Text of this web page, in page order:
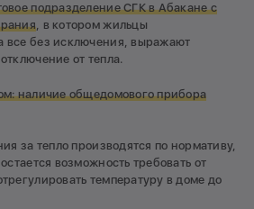
подразделение СГК в Абакане с
, в котором жильцы
все без исключения, выражают
от тепла.
наличие общедомового прибора
за тепло производятся по нормативу,
возможность требовать от
температуру в доме до